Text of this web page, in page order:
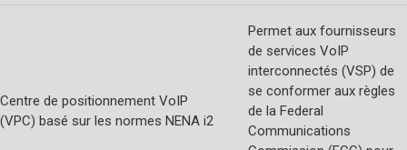
Centre de positionnement VoIP
(VPC) basé sur les normes NENA i2
Permet aux fournisseurs
de services VoIP
interconnectés (VSP) de
se conformer aux règles
de la Federal
Communications